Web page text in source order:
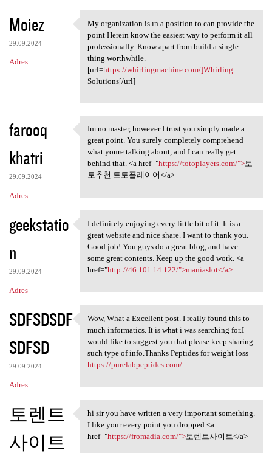
Moiez
29.09.2024
Adres
My organization is ın a
My organization is ın a position to can provide the
point Herein know the easiest way to perform it all
professionally. Know apart from build a single
thing worthwhile.
[url=https://whirlingmachine.com/]Whirling
Solutions[/url]
farooq
khatri
29.09.2024
Adres
Im no master, however I trust
Im no master, however I trust you simply made a
great point. You surely completely comprehend
what youre talking about, and I can really get
behind that. <a href="https://totoplayers.com/">토
토추천 토토플레이어</a>
geekstatio
n
29.09.2024
Adres
I definitely enjoying every
I definitely enjoying every little bit of it. It is a
great website and nice share. I want to thank you.
Good job! You guys do a great blog, and have
some great contents. Keep up the good work. <a
href="http://46.101.14.122/">maniaslot</a>
SDFSDSDF
SDFSD
29.09.2024
Adres
Wow, What a Excellent post. I
Wow, What a Excellent post. I really found this to
much informatics. It is what i was searching for.I
would like to suggest you that please keep sharing
such type of info.Thanks Peptides for weight loss
https://purelabpeptides.com/
토렌트
사이트
hi sir you have written a
hi sir you have written a very important something.
I like your every point you dropped <a
href="https://fromadia.com/">토렌트사이트</a>